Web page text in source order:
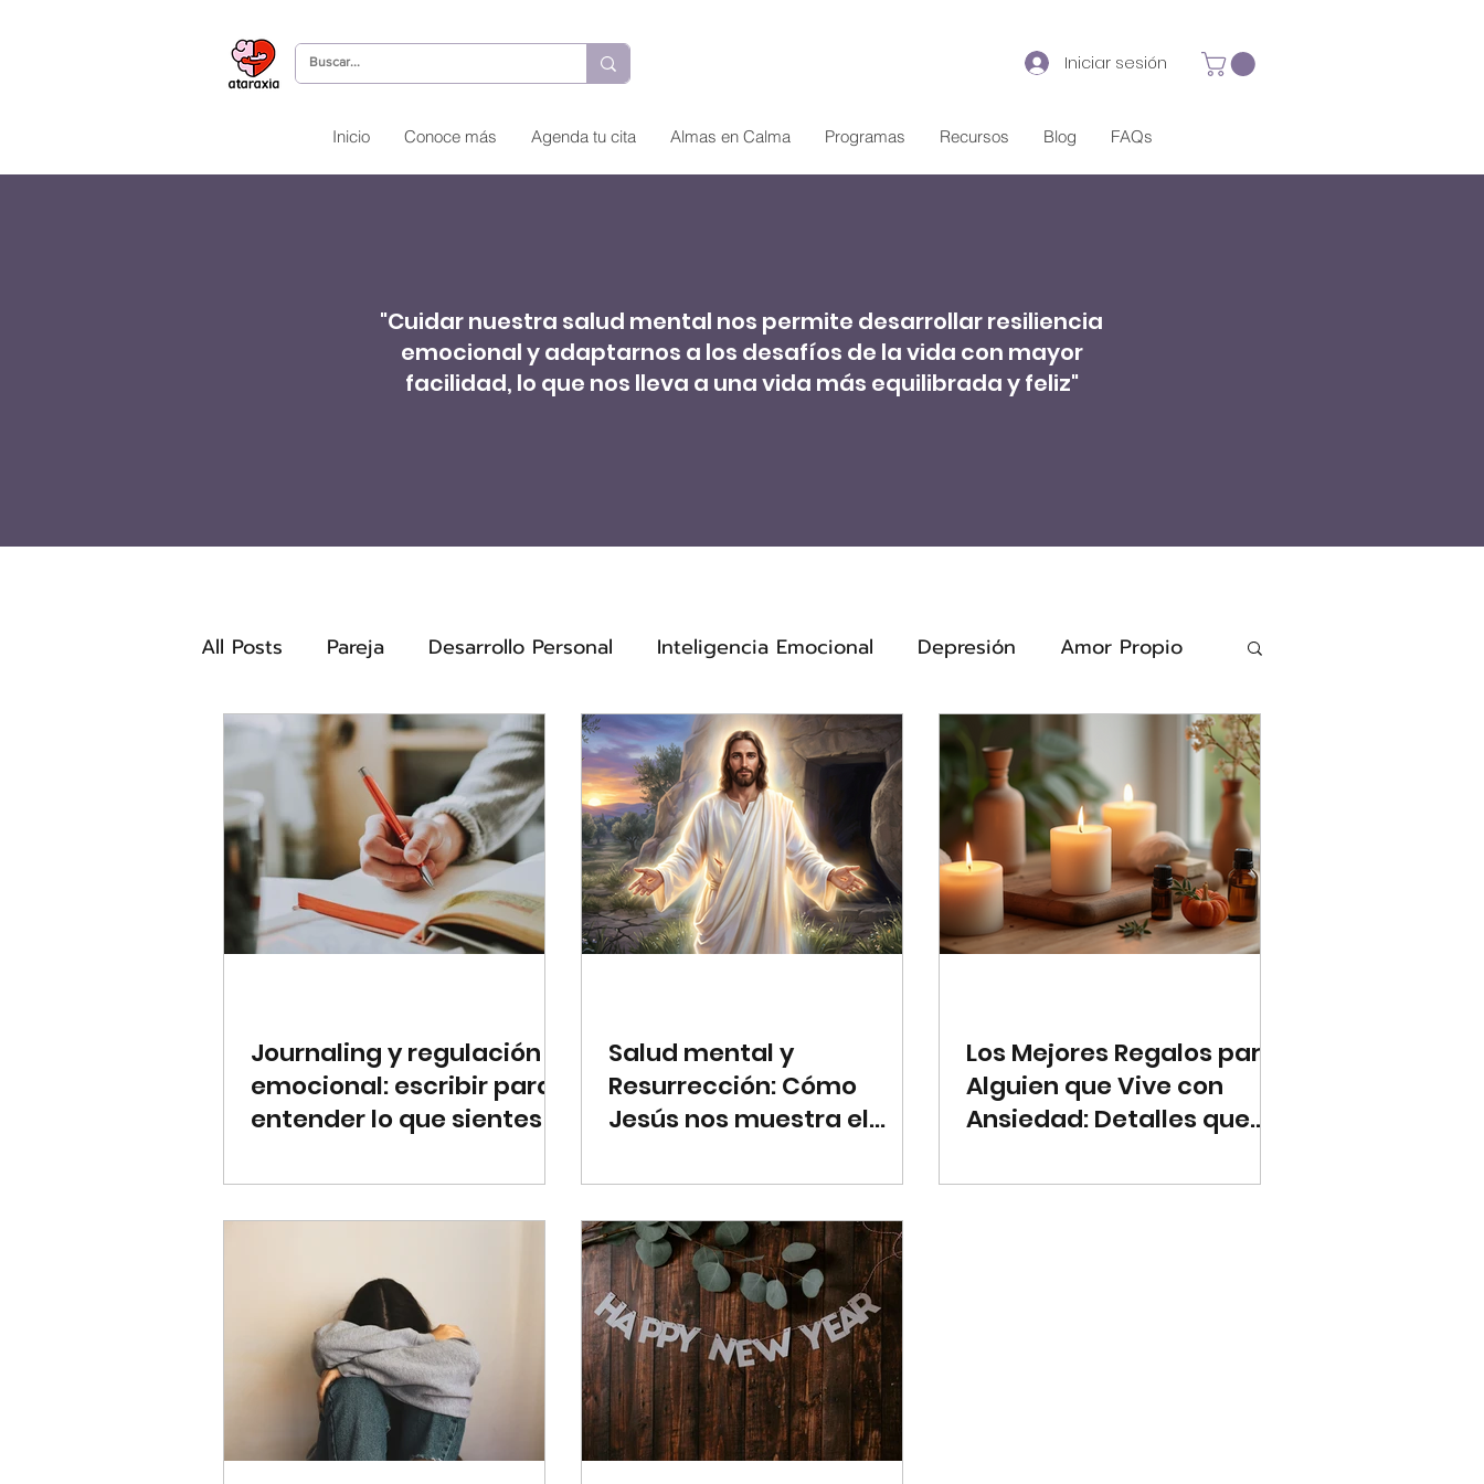
Iniciar sesión
Inicio Conoce más Agenda tu cita Almas en Calma Programas Recursos Blog FAQs
"Cuidar nuestra salud mental nos permite desarrollar resiliencia
emocional y adaptarnos a los desafíos de la vida con mayor
facilidad, lo que nos lleva a una vida más equilibrada y feliz"
All Posts Pareja Desarrollo Personal Inteligencia Emocional Depresión Amor Propio
Analisis de Películas Bienestar Fe
Journaling y regulación
emocional: escribir para
entender lo que sientes
Salud mental y
Resurrección: Cómo
Jesús nos muestra el
integral
Los Mejores Regalos para
Alguien que Vive con
Ansiedad: Detalles que